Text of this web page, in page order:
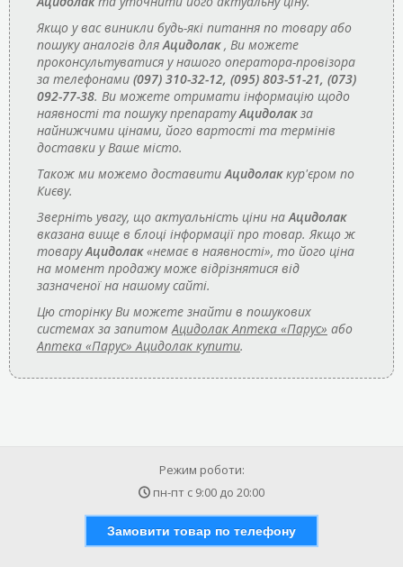
Якщо у вас виникли будь-які питання по товару або
пошуку аналогів дляАцидолак, Ви можете
проконсультуватися у нашого оператора-провізора
за телефонами (097) 310-32-12, (095) 803-51-21, (073)
092-77-38. Ви можете отримати інформацію щодо
наявності та пошуку препаратуАцидолакза
найнижчими цінами, його вартості та термінів
доставки у Ваше місто.
Також ми можемо доставитиАцидолаккур'єром по
Києву.
Зверніть увагу, що актуальність ціни наАцидолак
вказана вище в блоці інформації про товар. Якщо ж
товаруАцидолак«немає в наявності», то його ціна
на момент продажу може відрізнятися від
зазначеної на нашому сайті.
Цю сторінку Ви можете знайти в пошукових
системах за запитомАцидолак Аптека «Парус» або
Аптека «Парус» Ацидолак купити.
Режим роботи:
пн-пт с 9:00 до 20:00
Замовити товар по телефону